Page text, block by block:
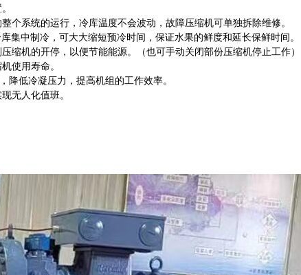
系统的运行，冷库温度不会波动，故障压缩机可单独拆除维修。
中制冷，可大大缩短预冷时间，保证水果的鲜度和延长保鲜时间。
缩机的开停，以便节能能源。（也可手动关闭部份压缩机停止工作
使用寿命。
低冷凝压力，提高机组的工作效率。
无人化值班。